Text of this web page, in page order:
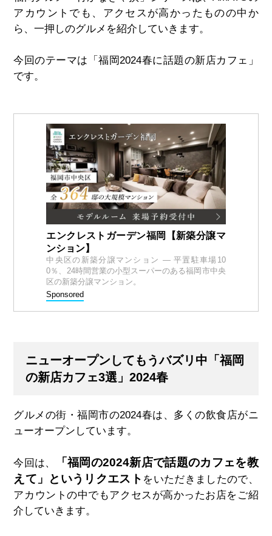
アカウントでも、アクセスが高かったものの中か
ら、一押しのグルメを紹介していきます。
今回のテーマは「福岡2024春に話題の新店カフェ」
です。
エンクレストガーデン福岡【新築分譲マ
ンション】
中央区の新築分譲マンション — 平置駐車場10
0％、24時間営業の小型スーパーのある福岡市中央
区の新築分譲マンション。
Sponsored
ニューオープンしてもうバズリ中「福岡
の新店カフェ3選」2024春
グルメの街・福岡市の2024春は、多くの飲食店がニ
ューオープンしています。
今回は、
「福岡の2024新店で話題のカフェを教
えて」というリクエスト をいただきましたので、
アカウントの中でもアクセスが高かったお店をご紹
介していきます。